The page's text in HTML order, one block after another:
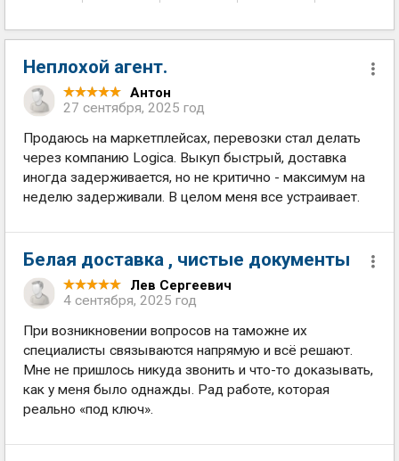
Неплохой агент.
Антон
27 сентября, 2025 год
Продаюсь на маркетплейсах, перевозки стал делать
через компанию Logica. Выкуп быстрый, доставка
иногда задерживается, но не критично - максимум на
неделю задерживали. В целом меня все устраивает.
Белая доставка , чистые документы
Лев Сергеевич
4 сентября, 2025 год
При возникновении вопросов на таможне их
специалисты связываются напрямую и всё решают.
Мне не пришлось никуда звонить и что-то доказывать,
как у меня было однажды. Рад работе, которая
реально «под ключ».